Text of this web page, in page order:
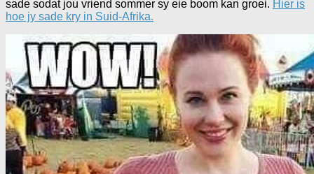
sade sodat jou vriend sommer sy eie boom kan groei. Hier is
hoe jy sade kry in Suid-Afrika.